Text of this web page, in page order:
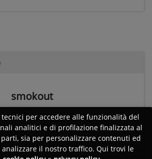
smokout
BAND
Firenze (FI)
per accedere alle funzionalità del
analitici e di profilazione finalizzata al
sia per personalizzare contenuti ed
il nostro traffico. Qui trovi le